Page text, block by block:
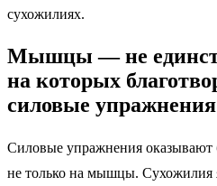
сухожилиях.
Мышцы — не
на которых
силовые упражнения
Силовые упражнения оказывают
не только на мышцы. Сухожилия